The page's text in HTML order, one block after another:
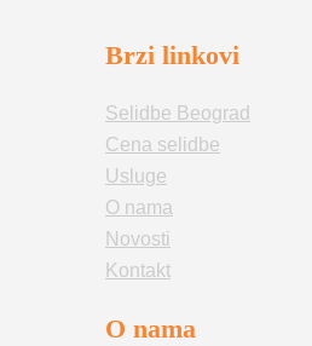
Brzi linkovi
Selidbe Beograd
Cena selidbe
Usluge
O nama
Novosti
Kontakt
O nama